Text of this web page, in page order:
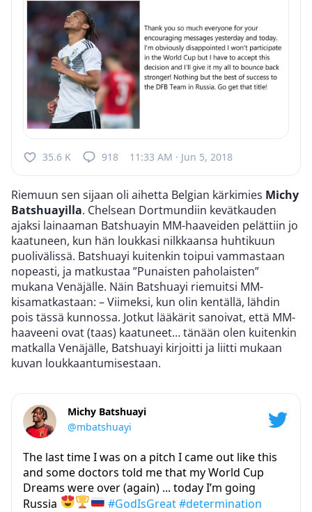
35.6 K 918 11:33 AM · Jun 5, 2018
Riemuun sen sijaan oli aihetta Belgian kärkimies Michy
Batshuayilla. Chelsean Dortmundiin kevätkauden
ajaksi lainaaman Batshuayin MM-haaveiden pelättiin jo
kaatuneen, kun hän loukkasi nilkkaansa huhtikuun
puolivälissä. Batshuayi kuitenkin toipui vammastaan
nopeasti, ja matkustaa ”Punaisten paholaisten”
mukana Venäjälle. Näin Batshuayi riemuitsi MM-
kisamatkastaan: – Viimeksi, kun olin kentällä, lähdin
pois tässä kunnossa. Jotkut lääkärit sanoivat, että MM-
haaveeni ovat (taas) kaatuneet… tänään olen kuitenkin
matkalla Venäjälle, Batshuayi kirjoitti ja liitti mukaan
kuvan loukkaantumisestaan.
Michy Batshuayi
@mbatshuayi
The last time I was on a pitch I came out like this
and some doctors told me that my World Cup
Dreams were over (again) ... today I’m going
Russia
#GodIsGreat#determination